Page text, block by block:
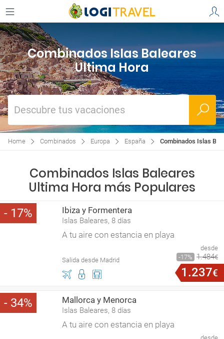
Combinados Islas Baleares
Ultima Hora
Descubre tus vacaciones
Home Combinados Europa España Combinados Islas
Combinados Islas Baleares
Ultima Hora más Populares
17 Ibiza y Formentera
Islas Baleares, 8 días
A tu aire con estancia en playa
Salida desde Madrid
desde
17
1.484€
1 .237€
34 Mallorca y Menorca
Islas Baleares, 8 días
A tu aire con estancia en playa